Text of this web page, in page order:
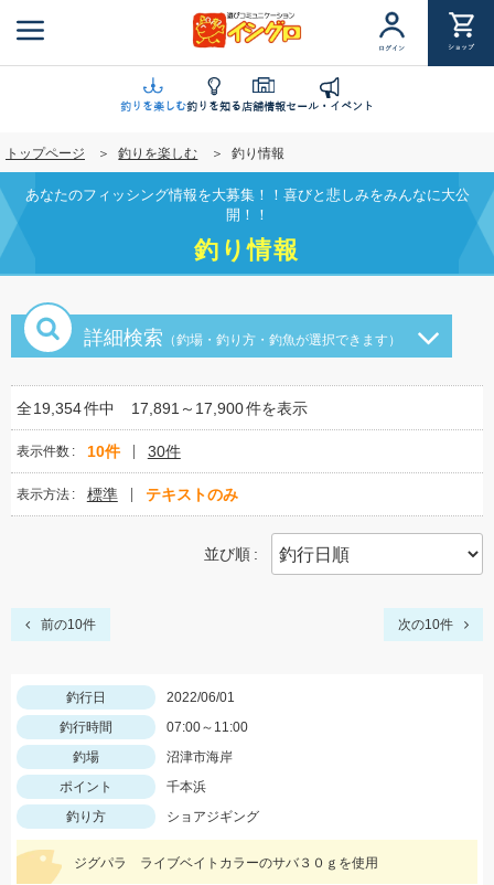
ン
に
移
動
ログイン ショップ
釣りを楽しむ釣りを知る店舗情報セール・イベント
トップページ 釣りを楽しむ 釣り情報
あなたのフィッシング情報を大募集！！喜びと悲しみをみんなに大公
開！！
釣り情報
詳細検索 （釣場・釣り方・釣魚が選択できます）
全19,354件中 17,891～17,900件を表示
表示件数 10件 30件
表示方法 標準 テキストのみ
並び順
前の10件 次の10件
釣行日
2022/06/01
釣行時間
07:00～11:00
釣場
沼津市海岸
ポイント
千本浜
釣り方
ショアジギング
ジグパラ ライブベイトカラーのサバ３０ｇを使用